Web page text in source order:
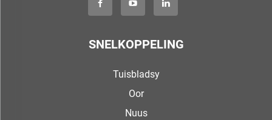
SNELKOPPELING
Tuisbladsy
Oor
Nuus